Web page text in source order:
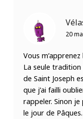
20
Vous
La seule
de Saint Joseph
que j’ai failli
rappeler. Sinon
le jour de